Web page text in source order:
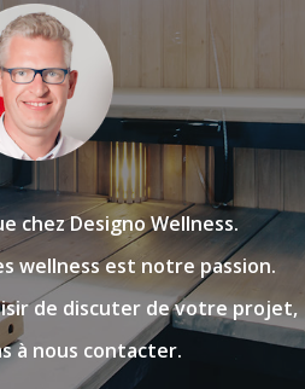
chez Designo Wellness.
wellness est notre passion.
de discuter de votre projet,
à nous contacter.